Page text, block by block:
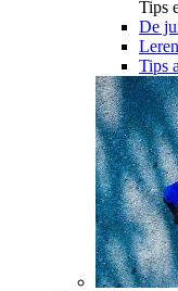
Tips
De
Tips